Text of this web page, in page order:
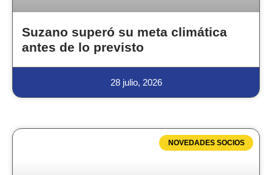
Suzano superó su meta climática
antes de lo previsto
28 julio, 2026
NOVEDADES SOCIOS